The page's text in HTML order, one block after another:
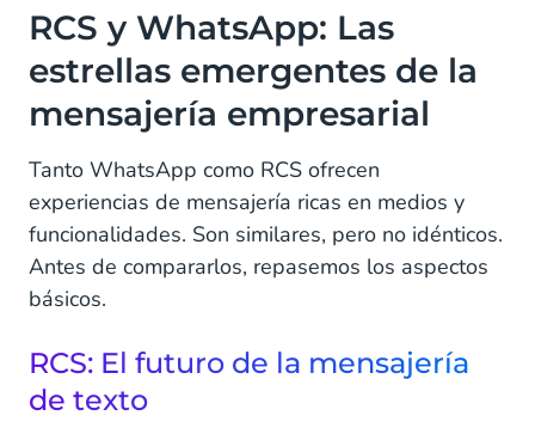
RCS y WhatsApp: Las estrellas emergentes de la
mensajería empresarial
RCS: El futuro de la mensajería de texto
Reconocimiento del canal
RCS vs WhatsApp: Comparación de los canales
1. Características
2. Cobertura y Alcance
3. Seguridad
RCS y WhatsApp: Las
estrellas emergentes de la
mensajería empresarial
Tanto WhatsApp como RCS ofrecen
experiencias de mensajería ricas en medios y
funcionalidades. Son similares, pero no idénticos.
Antes de compararlos, repasemos los aspectos
básicos.
RCS: El futuro de la mensajería
de texto